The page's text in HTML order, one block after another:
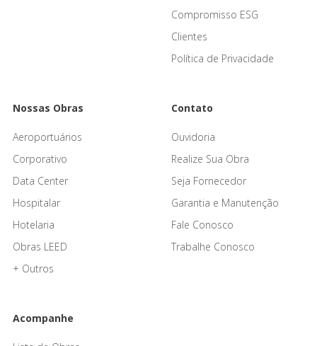
Compromisso ESG
Clientes
Política de Privacidade
Nossas Obras
Aeroportuários
Corporativo
Data Center
Hospitalar
Hotelaria
Obras LEED
+ Outros
Contato
Ouvidoria
Realize Sua Obra
Seja Fornecedor
Garantia e Manutenção
Fale Conosco
Trabalhe Conosco
Acompanhe